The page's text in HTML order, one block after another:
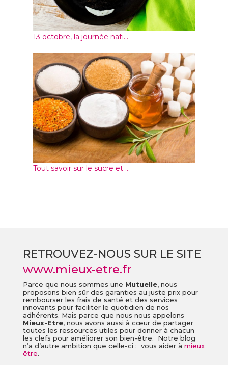
13 octobre, la journée nati...
Tout savoir sur le sucre et ...
RETROUVEZ-NOUS SUR LE SITE
www.mieux-etre.fr
Parce que nous sommes une Mutuelle, nous
proposons bien sûr des garanties au juste prix pour
rembourser les frais de santé et des services
innovants pour faciliter le quotidien de nos
adhérents. Mais parce que nous nous appelons
Mieux-Etre, nous avons aussi à cœur de partager
toutes les ressources utiles pour donner à chacun
les clefs pour améliorer son bien-être. Notre blog
n’a d’autre ambition que celle-ci : vous aider à mieux
être.